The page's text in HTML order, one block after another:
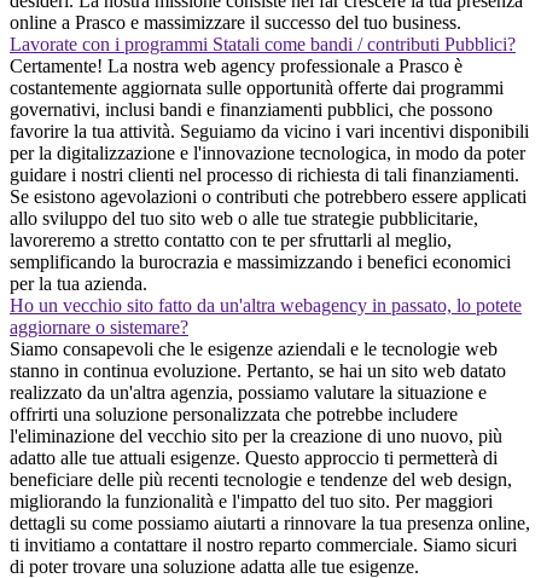
online a Prasco e massimizzare il successo del tuo business.
Lavorate con i programmi Statali come bandi / contributi Pubblici?
Certamente! La nostra web agency professionale a Prasco è
costantemente aggiornata sulle opportunità offerte dai programmi
governativi, inclusi bandi e finanziamenti pubblici, che possono
favorire la tua attività. Seguiamo da vicino i vari incentivi disponibili
per la digitalizzazione e l'innovazione tecnologica, in modo da poter
guidare i nostri clienti nel processo di richiesta di tali finanziamenti.
Se esistono agevolazioni o contributi che potrebbero essere applicati
allo sviluppo del tuo sito web o alle tue strategie pubblicitarie,
lavoreremo a stretto contatto con te per sfruttarli al meglio,
semplificando la burocrazia e massimizzando i benefici economici
per la tua azienda.
Ho un vecchio sito fatto da un'altra webagency in passato, lo potete
aggiornare o sistemare?
Siamo consapevoli che le esigenze aziendali e le tecnologie web
stanno in continua evoluzione. Pertanto, se hai un sito web datato
realizzato da un'altra agenzia, possiamo valutare la situazione e
offrirti una soluzione personalizzata che potrebbe includere
l'eliminazione del vecchio sito per la creazione di uno nuovo, più
adatto alle tue attuali esigenze. Questo approccio ti permetterà di
beneficiare delle più recenti tecnologie e tendenze del web design,
migliorando la funzionalità e l'impatto del tuo sito. Per maggiori
dettagli su come possiamo aiutarti a rinnovare la tua presenza online,
ti invitiamo a contattare il nostro reparto commerciale. Siamo sicuri
di poter trovare una soluzione adatta alle tue esigenze.